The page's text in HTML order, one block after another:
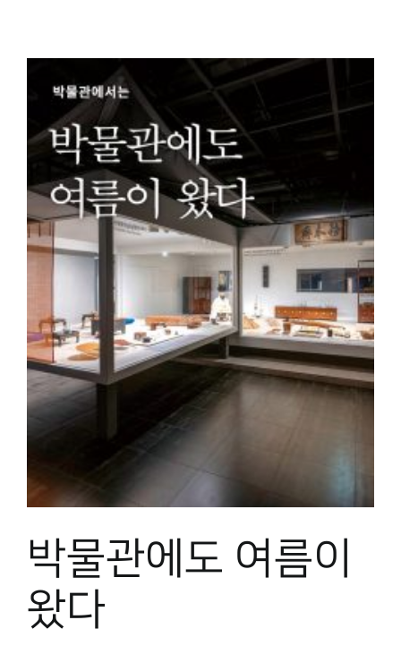
박물관에도 여름이
왔다